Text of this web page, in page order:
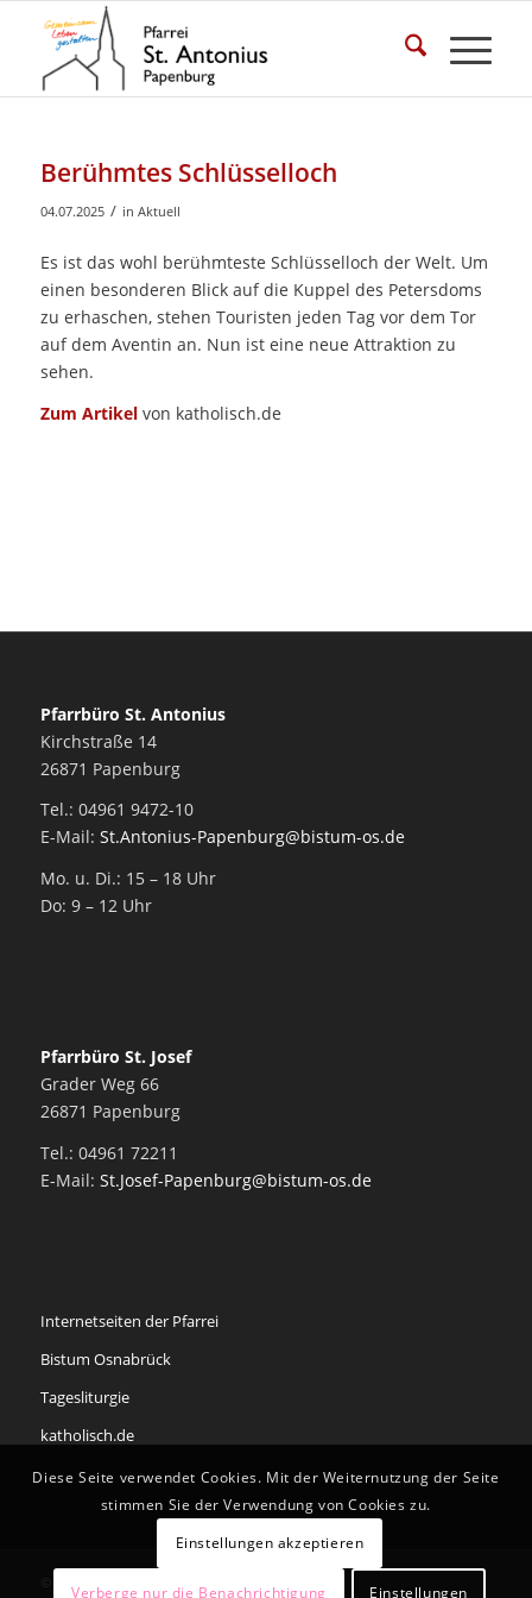
Berühmtes Schlüsselloch
04.07.2025 / in Aktuell
Es ist das wohl berühmteste Schlüsselloch der Welt. Um
einen besonderen Blick auf die Kuppel des Petersdoms
zu erhaschen, stehen Touristen jeden Tag vor dem Tor
auf dem Aventin an. Nun ist eine neue Attraktion zu
sehen.
Zum Artikelvon katholisch.de
Pfarrbüro St. Antonius
Kirchstraße 14
26871 Papenburg
Tel.: 04961 9472-10
E-Mail: St.Antonius-Papenburg@bistum-os.de
Mo. u. Di.: 15 – 18 Uhr
Do: 9 – 12 Uhr
Pfarrbüro St. Josef
Grader Weg 66
26871 Papenburg
Tel.: 04961 72211
E-Mail: St.Josef-Papenburg@bistum-os.de
Internetseiten der Pfarrei
Bistum Osnabrück
Tagesliturgie
katholisch.de
Diese Seite verwendet Cookies. Mit der Weiternutzung der Seite
stimmen Sie der Verwendung von Cookies zu.
Einstellungen akzeptieren
Verberge nur die Benachrichtigung Einstellungen